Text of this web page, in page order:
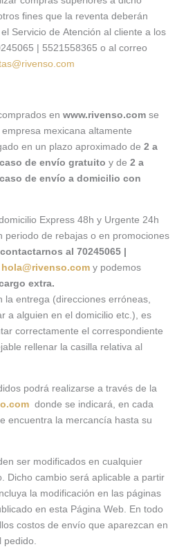
fines que la reventa deberán
Servicio de Atención al cliente a los
| 5521558365 o al correo
en www.rivenso.com se
mexicana altamente
en un plazo aproximado de 2 a
de envío gratuito y de 2 a
de envío a domicilio con
Express 48h y Urgente 24h
periodo de rebajas o en promociones
al 70245065 |
hola@rivenso.com y podemos
extra.
la entrega (direcciones erróneas,
a alguien en el domicilio etc.), es
correctamente el correspondiente
rellenar la casilla relativa al
podrá realizarse a través de la
donde se indicará, en cada
encuentra la mercancía hasta su
ser modificados en cualquier
Dicho cambio será aplicable a partir
la modificación en las páginas
en esta Página Web. En todo
costos de envío que aparezcan en
pedido.